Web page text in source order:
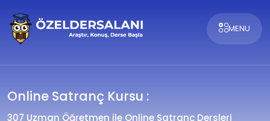
MENU
Online Satranç Kursu :
307 Uzman Öğretmen ile Online Satranç Dersleri